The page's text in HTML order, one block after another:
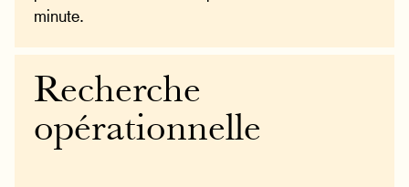
minute.
Recherche
opérationnelle